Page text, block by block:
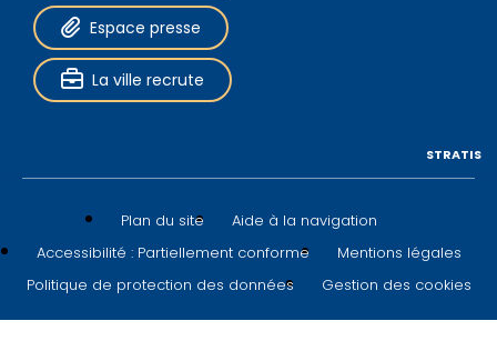
Espace presse
La ville recrute
Plan du site
Aide à la navigation
Accessibilité : Partiellement conforme
Mentions légales
Politique de protection des données
Gestion des cookies
STRATIS